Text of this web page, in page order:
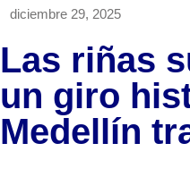
diciembre 29, 2025
Las riñas
un giro
Medellín